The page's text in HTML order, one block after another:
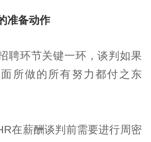
准备动作
聘环节关键一环，谈判如果
所做的所有努力都付之东
在薪酬谈判前需要进行周密